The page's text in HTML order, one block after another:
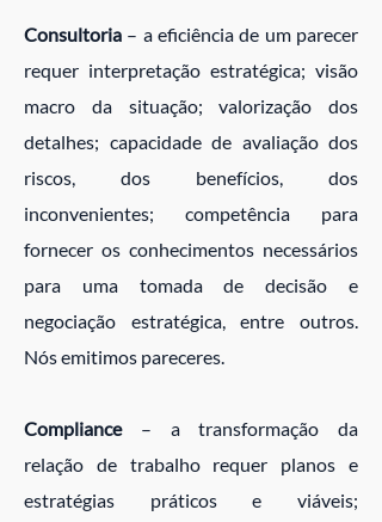
Consultoria – a eficiência de um parecer
requer interpretação estratégica; visão
macro da situação; valorização dos
detalhes; capacidade de avaliação dos
riscos, dos benefícios, dos
inconvenientes; competência para
fornecer os conhecimentos necessários
para uma tomada de decisão e
negociação estratégica, entre outros.
Nós emitimos pareceres.
Compliance – a transformação da
relação de trabalho requer planos e
estratégias práticos e viáveis;